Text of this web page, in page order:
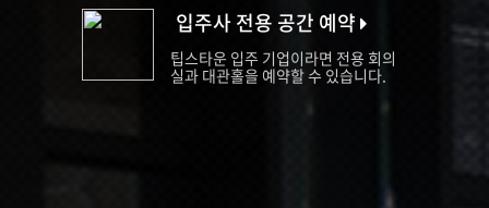
입주사 전용 공간 예약
팁스타운 입주 기업이라면 전용 회의
실과 대관홀을 예약할 수 있습니다.